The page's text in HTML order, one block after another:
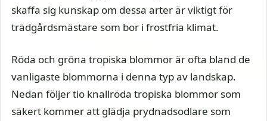
skaffa sig kunskap om dessa arter är viktigt för
trädgårdsmästare som bor i frostfria klimat.
Röda och gröna tropiska blommor är ofta bland de
vanligaste blommorna i denna typ av landskap.
Nedan följer tio knallröda tropiska blommor som
säkert kommer att glädja prydnadsodlare som